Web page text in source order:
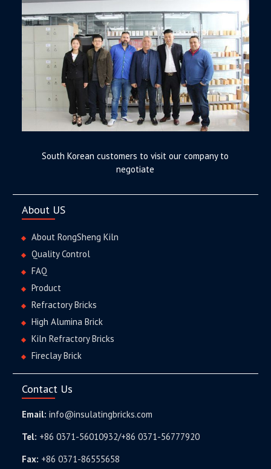
South Korean customers to visit our company to
negotiate
About US
About RongSheng Kiln
Quality Control
FAQ
Product
Refractory Bricks
High Alumina Brick
Kiln Refractory Bricks
Fireclay Brick
Contact Us
Email: info@insulatingbricks.com
Tel: +86 0371-56010932/+86 0371-56777920
Fax: +86 0371-86555658